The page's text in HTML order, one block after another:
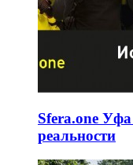
Sfera.one
реальности